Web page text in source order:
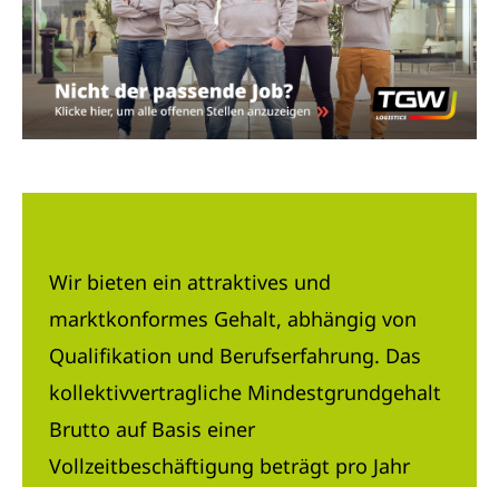
Wir bieten ein attraktives und
marktkonformes Gehalt, abhängig von
Qualifikation und Berufserfahrung. Das
kollektivvertragliche Mindestgrundgehalt
Brutto auf Basis einer
Vollzeitbeschäftigung beträgt pro Jahr